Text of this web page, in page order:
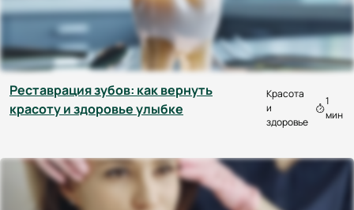
Реставрация зубов: как вернуть
красоту и здоровье улыбке
Красота
и
здоровье
1
мин